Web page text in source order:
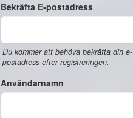
Bekräfta E-postadress
Du kommer att behöva bekräfta din e-
postadress efter registreringen.
Användarnamn